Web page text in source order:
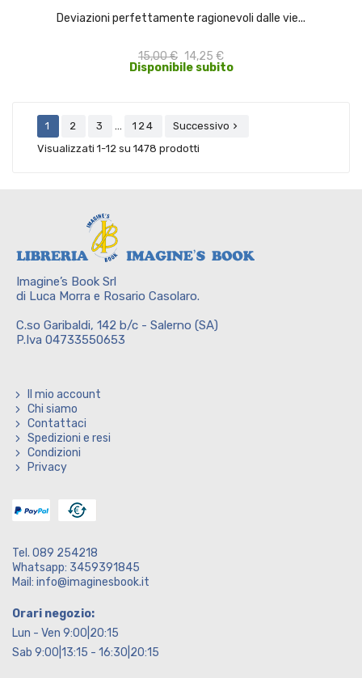
Deviazioni perfettamente ragionevoli dalle vie...
15,00 € 14,25 €
Disponibile subito
1 2 3 … 124 Successivo 
Visualizzati 1-12 su 1478 prodotti
Imagine’s Book Srl
di Luca Morra e Rosario Casolaro.
C.so Garibaldi, 142 b/c - Salerno (SA)
P.Iva 04733550653
Il mio account
Chi siamo
Contattaci
Spedizioni e resi
Condizioni
Privacy
Tel. 089 254218
Whatsapp: 3459391845
Mail: info@imaginesbook.it
Orari negozio:
Lun - Ven 9:00|20:15
Sab 9:00|13:15 - 16:30|20:15